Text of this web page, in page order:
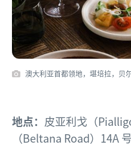
澳大利亚首都领地，堪培拉，贝
地点： 皮亚利戈（
（Beltana Road）14A 号